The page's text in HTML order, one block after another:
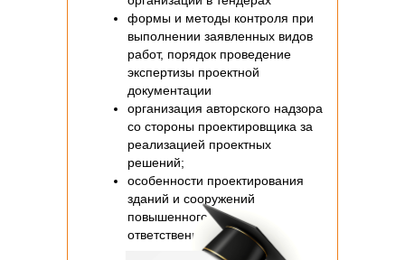
формы и методы контроля при
выполнении заявленных видов
работ, порядок проведение
экспертизы проектной
документации
организация авторского надзора
со стороны проектировщика за
реализацией проектных
решений;
особенности проектирования
зданий и сооружений
повышенного уровня
ответственности.